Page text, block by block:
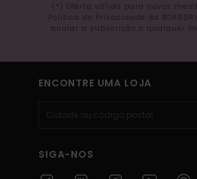
(*) Oferta válida para novos
Política de Privacidade da
anular a subscrição a qualquer
ENCONTRE UMA LOJA
SIGA-NOS